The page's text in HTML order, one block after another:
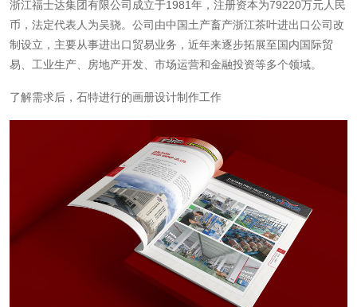
‌浙江福士达集团有限公司‌成立于1981年，注册资本为79220万元人民
币，法定代表人为吴骁。公司由中国土产畜产浙江茶叶进出口公司改
制设立，主要从事进出口贸易业务，近年来逐步拓展至国内国际贸
易、工业生产、房地产开发、市场运营和金融投资等多个领域‌。
了解需求后，石特进行的画册设计制作工作